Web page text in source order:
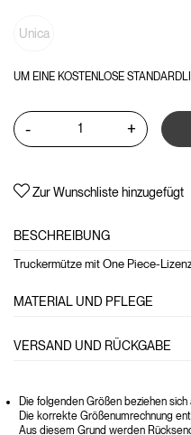
Unica
UM EINE KOSTENLOSE
- +
Zur Wunschliste hinzugefügt
BESCHREIBUNG
Truckermütze mit One Piece-
MATERIAL UND PFLEGE
VERSAND UND RÜCKGABE
Die folgenden Größen beziehen sich
Die korrekte Größenumrechnung
Aus diesem Grund werden